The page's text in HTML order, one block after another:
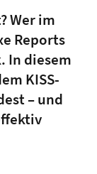
Wer im
Reports
In diesem
KISS-
– und